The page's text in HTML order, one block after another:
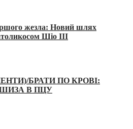
жезла: Новий шлях
Шіо III
БРАТИ ПО КРОВІ:
В ПЦУ